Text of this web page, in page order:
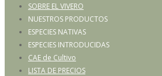
SOBRE EL VIVERO
NUESTROS PRODUCTOS
ESPECIES NATIVAS
ESPECIES INTRODUCIDAS
CAE de Cultivo
LISTA DE PRECIOS